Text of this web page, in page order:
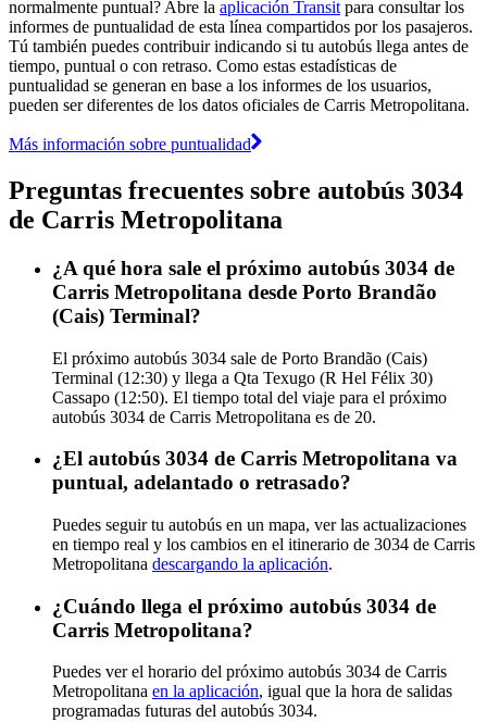
normalmente puntual? Abre la aplicación Transit para consultar los
informes de puntualidad de esta línea compartidos por los pasajeros.
Tú también puedes contribuir indicando si tu autobús llega antes de
tiempo, puntual o con retraso. Como estas estadísticas de
puntualidad se generan en base a los informes de los usuarios,
pueden ser diferentes de los datos oficiales de Carris Metropolitana.
Más información sobre puntualidad
Preguntas frecuentes sobre autobús 3034
de Carris Metropolitana
¿A qué hora sale el próximo autobús 3034 de
Carris Metropolitana desde Porto Brandão
(Cais) Terminal?
El próximo autobús 3034 sale de Porto Brandão (Cais)
Terminal (12:30) y llega a Qta Texugo (R Hel Félix 30)
Cassapo (12:50). El tiempo total del viaje para el próximo
autobús 3034 de Carris Metropolitana es de 20.
¿El autobús 3034 de Carris Metropolitana va
puntual, adelantado o retrasado?
Puedes seguir tu autobús en un mapa, ver las actualizaciones
en tiempo real y los cambios en el itinerario de 3034 de Carris
Metropolitana descargando la aplicación.
¿Cuándo llega el próximo autobús 3034 de
Carris Metropolitana?
Puedes ver el horario del próximo autobús 3034 de Carris
Metropolitana en la aplicación, igual que la hora de salidas
programadas futuras del autobús 3034.